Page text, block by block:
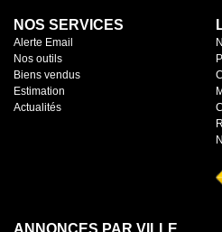
NOS SERVICES
Alerte Email
Nos outils
Biens vendus
Estimation
Actualités
ANNONCES PAR VILLE